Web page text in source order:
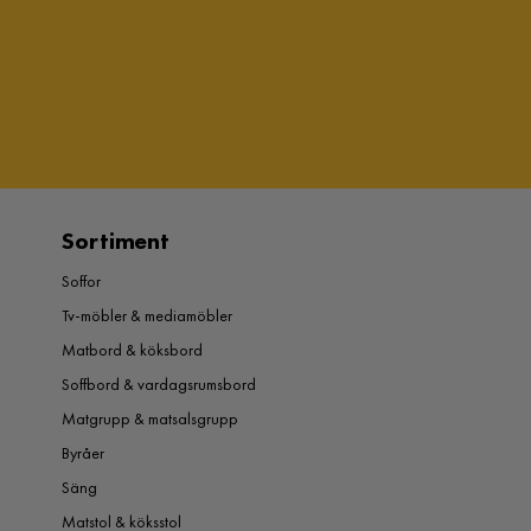
Sortiment
Soffor
Tv-möbler & mediamöbler
Matbord & köksbord
Soffbord & vardagsrumsbord
Matgrupp & matsalsgrupp
Byråer
Säng
Matstol & köksstol